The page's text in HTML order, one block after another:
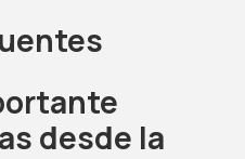
desde la